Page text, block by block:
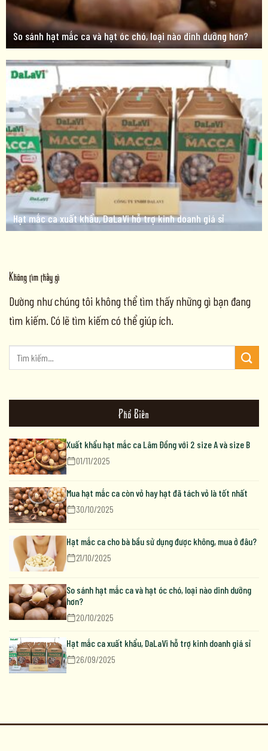
So sánh hạt mắc ca và hạt óc chó, loại nào dinh dưỡng hơn?
Hạt mắc ca xuất khẩu, DaLaVi hỗ trợ kinh doanh giá sỉ
Không tìm thấy gì
Dường như chúng tôi không thể tìm thấy những gì bạn đang
tìm kiếm. Có lẽ tìm kiếm có thể giúp ích.
Phổ Biến
Xuất khẩu hạt mắc ca Lâm Đồng với 2 size A và size B
01/11/2025
Mua hạt mắc ca còn vỏ hay hạt đã tách vỏ là tốt nhất
30/10/2025
Hạt mắc ca cho bà bầu sử dụng được không, mua ở đâu?
21/10/2025
So sánh hạt mắc ca và hạt óc chó, loại nào dinh dưỡng
hơn?
20/10/2025
Hạt mắc ca xuất khẩu, DaLaVi hỗ trợ kinh doanh giá sỉ
26/09/2025